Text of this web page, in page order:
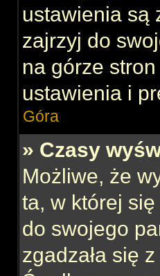
ustawienia są
zajrzyj do
na górze
ustawienia i
Góra
» Czasy
Możliwe, że
ta, w której
do swojego
zgadzała się